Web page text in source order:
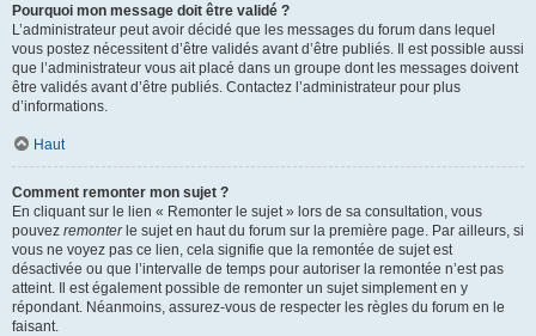
Pourquoi mon message doit être validé ?
L’administrateur peut avoir décidé que les messages du forum dans lequel
vous postez nécessitent d’être validés avant d’être publiés. Il est possible aussi
que l’administrateur vous ait placé dans un groupe dont les messages doivent
être validés avant d’être publiés. Contactez l’administrateur pour plus
d’informations.
Haut
Comment remonter mon sujet ?
En cliquant sur le lien « Remonter le sujet » lors de sa consultation, vous
pouvez remonterle sujet en haut du forum sur la première page. Par ailleurs, si
vous ne voyez pas ce lien, cela signifie que la remontée de sujet est
désactivée ou que l’intervalle de temps pour autoriser la remontée n’est pas
atteint. Il est également possible de remonter un sujet simplement en y
répondant. Néanmoins, assurez-vous de respecter les règles du forum en le
faisant.